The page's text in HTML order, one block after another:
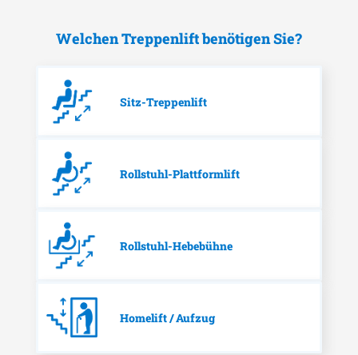
Welchen Treppenlift benötigen Sie?
Sitz-Treppenlift
Rollstuhl-Plattformlift
Rollstuhl-Hebebühne
Homelift / Aufzug